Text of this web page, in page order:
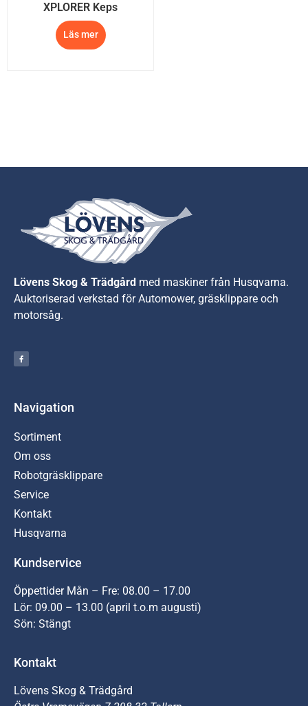
XPLORER Keps
Läs mer
Lövens Skog & Trädgård med maskiner från Husqvarna.
Auktoriserad verkstad för Automower, gräsklippare och
motorsåg.
Navigation
Sortiment
Om oss
Robotgräsklippare
Service
Kontakt
Husqvarna
Kundservice
Öppettider Mån – Fre: 08.00 – 17.00
Lör: 09.00 – 13.00 (april t.o.m augusti)
Sön: Stängt
Kontakt
Lövens Skog & Trädgård